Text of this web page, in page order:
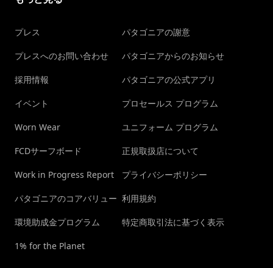
プレス
プレスへのお問い合わせ
採用情報
イベント
Worn Wear
FCDサーフボード
Work in Progress Report
パタゴニアのコアバリュー
環境助成金プログラム
1% for the Planet
パタゴニアの謝意
パタゴニアからのお知らせ
パタゴニアの公式アプリ
プロセールス プログラム
ユニフォーム プログラム
正規取扱店について
プライバシーポリシー
利用規約
特定商取引法に基づく表示